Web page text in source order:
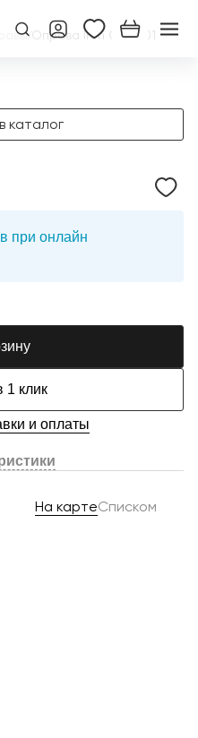
/Оправа Iron O73 001
каталог
при онлайн
1 клик
и оплаты
На картеСписком